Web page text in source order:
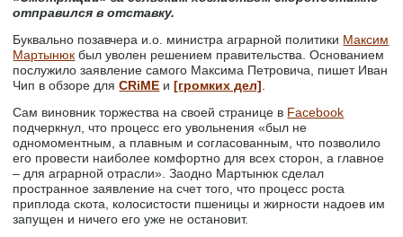
отправился в отставку.
Буквально позавчера и.о. министра аграрной политики Максим
Мартынюк был уволен решением правительства. Основанием
послужило заявление самого Максима Петровича, пишет Иван
Чип в обзоре дляCRiME и[громких дел]
Сам виновник торжества на своей странице в Facebook
подчеркнул, что процесс его увольнения «был не
одномоментным, а плавным и согласованным, что позволило
его провести наиболее комфортно для всех сторон, а главное
– для аграрной отрасли». Заодно Мартынюк сделал
пространное заявление на счет того, что процесс роста
приплода скота, колосистости пшеницы и жирности надоев им
запущен и ничего его уже не остановит.